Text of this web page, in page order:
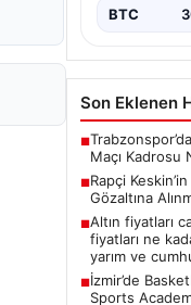
BTC
Son Eklenen
■
Maçı Kadrosu
■Rapçi
Gözaltına
■Altın fiyatları
fiyatları ne
yarım ve
■İzmir’de
Sports